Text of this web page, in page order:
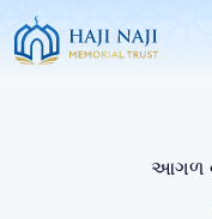
આગળ